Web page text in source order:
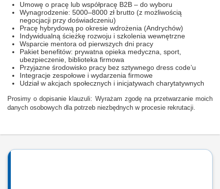
Umowę o pracę lub współpracę B2B – do wyboru
Wynagrodzenie: 5000–8000 zł brutto (z możliwością
negocjacji przy doświadczeniu)
Pracę hybrydową po okresie wdrożenia (Andrychów)
Indywidualną ścieżkę rozwoju i szkolenia wewnętrzne
Wsparcie mentora od pierwszych dni pracy
Pakiet benefitów: prywatna opieka medyczna, sport,
ubezpieczenie, biblioteka firmowa
Przyjazne środowisko pracy bez sztywnego dress code’u
Integracje zespołowe i wydarzenia firmowe
Udział w akcjach społecznych i inicjatywach charytatywnych
Prosimy o dopisanie klauzuli: Wyrażam zgodę na przetwarzanie moich
danych osobowych dla potrzeb niezbędnych w procesie rekrutacji.